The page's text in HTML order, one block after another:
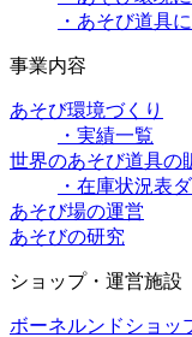
・あそび道具
事業内容
あそび環境づくり
・実績一覧
世界のあそび道具の
・在庫状況表
あそび場の運営
あそびの研究
ショップ・運営施設
ボーネルンドショッ